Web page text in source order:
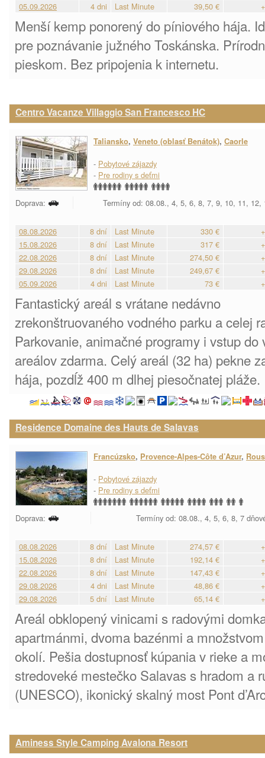
05.09.2026
4 dni Last Minute 39,50 €
Menší kemp ponorený do píniového hája.
pre poznávanie južného Toskánska.
pieskom. Bez pripojenia k internetu.
Centro Vacanze Villaggio San Francesco HC
Taliansko, Veneto (oblasť Benátok), Caorle
- Pobytové zájazdy
- Pre rodiny s deťmi
Doprava: Termíny od: 08.08., 4, 5, 6, 8, 7, 9, 10, 11, 12,
08.08.2026 8 dní Last Minute 330 €
15.08.2026
8 dní Last Minute 317 €
22.08.2026
8 dní Last Minute 274,50 €
29.08.2026
8 dní Last Minute 249,67 €
05.09.2026
4 dni Last Minute 73 €
Fantastický areál s vrátane nedávno
zrekonštruovaného vodného parku a celej
Parkovanie, animačné programy i vstup
areálov zdarma. Celý areál (32 ha) pekne
hája, pozdĺž 400 m dlhej piesočnatej pláže.
Residence Domaine des Hauts de Salavas
Francúzsko, Provence-Alpes-Côte d’Azur,
- Pobytové zájazdy
- Pre rodiny s deťmi
Doprava: Termíny od: 08.08., 4, 5, 6, 8, 7
08.08.2026 8 dní Last Minute 274,57 €
15.08.2026
8 dní Last Minute 192,14 €
22.08.2026
8 dní Last Minute 147,43 €
29.08.2026
4 dni Last Minute 48,86 €
29.08.2026
5 dní Last Minute 65,14 €
Areál obklopený vinicami s radovými
apartmánmi, dvoma bazénmi a
okolí. Pešia dostupnosť kúpania v rieke a
stredoveké mestečko Salavas s hradom a
(UNESCO), ikonický skalný most Pont
Aminess Style Camping Avalona Resort